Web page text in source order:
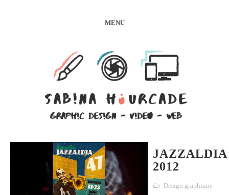
MENU
JAZZALDIA
2012
Design graphique